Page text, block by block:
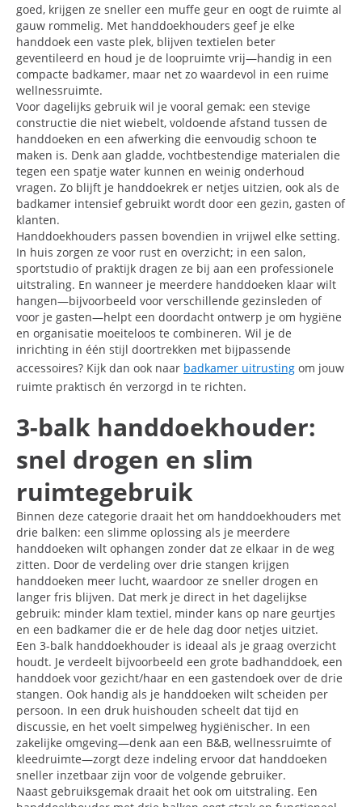
goed, krijgen ze sneller een muffe geur en oogt de ruimte al
gauw rommelig. Met handdoekhouders geef je elke
handdoek een vaste plek, blijven textielen beter
geventileerd en houd je de loopruimte vrij—handig in een
compacte badkamer, maar net zo waardevol in een ruime
wellnessruimte.
Voor dagelijks gebruik wil je vooral gemak: een stevige
constructie die niet wiebelt, voldoende afstand tussen de
handdoeken en een afwerking die eenvoudig schoon te
maken is. Denk aan gladde, vochtbestendige materialen die
tegen een spatje water kunnen en weinig onderhoud
vragen. Zo blijft je handdoekrek er netjes uitzien, ook als de
badkamer intensief gebruikt wordt door een gezin, gasten of
klanten.
Handdoekhouders passen bovendien in vrijwel elke setting.
In huis zorgen ze voor rust en overzicht; in een salon,
sportstudio of praktijk dragen ze bij aan een professionele
uitstraling. En wanneer je meerdere handdoeken klaar wilt
hangen—bijvoorbeeld voor verschillende gezinsleden of
voor je gasten—helpt een doordacht ontwerp je om hygiëne
en organisatie moeiteloos te combineren. Wil je de
inrichting in één stijl doortrekken met bijpassende
accessoires? Kijk dan ook naar badkamer uitrusting om jouw
ruimte praktisch én verzorgd in te richten.
3-balk handdoekhouder:
snel drogen en slim
ruimtegebruik
Binnen deze categorie draait het om handdoekhouders met
drie balken: een slimme oplossing als je meerdere
handdoeken wilt ophangen zonder dat ze elkaar in de weg
zitten. Door de verdeling over drie stangen krijgen
handdoeken meer lucht, waardoor ze sneller drogen en
langer fris blijven. Dat merk je direct in het dagelijkse
gebruik: minder klam textiel, minder kans op nare geurtjes
en een badkamer die er de hele dag door netjes uitziet.
Een 3-balk handdoekhouder is ideaal als je graag overzicht
houdt. Je verdeelt bijvoorbeeld een grote badhanddoek, een
handdoek voor gezicht/haar en een gastendoek over de drie
stangen. Ook handig als je handdoeken wilt scheiden per
persoon. In een druk huishouden scheelt dat tijd en
discussie, en het voelt simpelweg hygiënischer. In een
zakelijke omgeving—denk aan een B&B, wellnessruimte of
kleedruimte—zorgt deze indeling ervoor dat handdoeken
sneller inzetbaar zijn voor de volgende gebruiker.
Naast gebruiksgemak draait het ook om uitstraling. Een